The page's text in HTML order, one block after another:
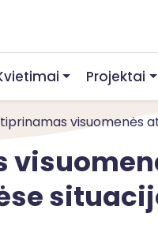
Projektai
visuomenės